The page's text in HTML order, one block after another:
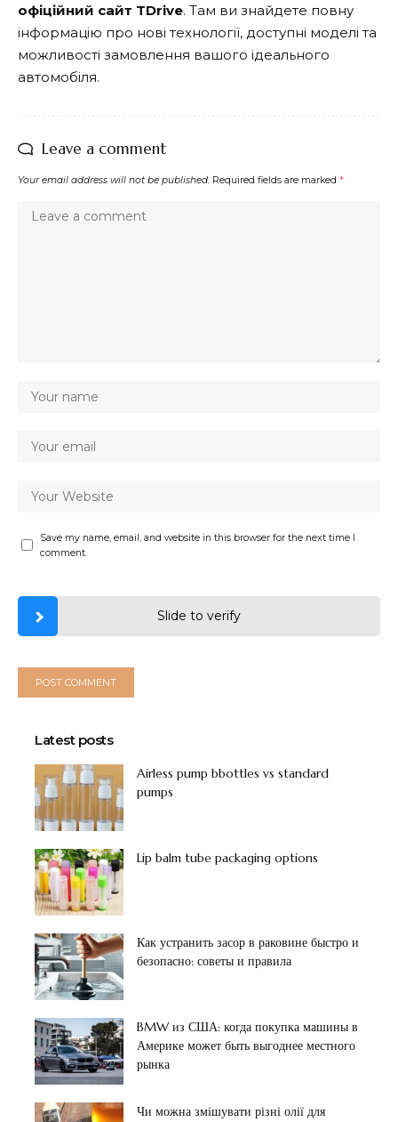
офіційний сайт TDrive. Там ви знайдете повну
інформацію про нові технології, доступні моделі та
можливості замовлення вашого ідеального
автомобіля.
Leave a comment
Your email address will not be published. Required fields are marked *
Save my name, email, and website in this browser for the next time I
comment.
Slide to verify
Latest posts
Airless pump bbottles vs standard
pumps
Lip balm tube packaging options
Как устранить засор в раковине быстро и
безопасно: советы и правила
BMW из США: когда покупка машины в
Америке может быть выгоднее местного
рынка
Чи можна змішувати різні олії для